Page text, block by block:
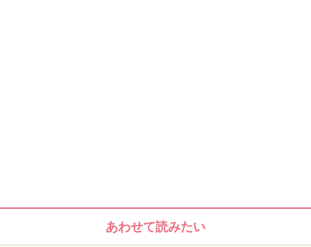
あわせて読みたい